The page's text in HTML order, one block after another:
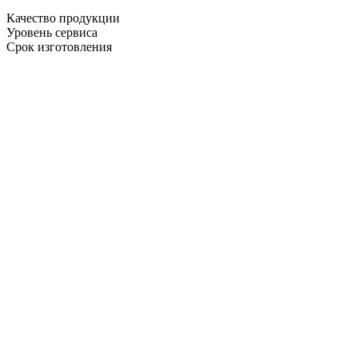
Качество продукции
Уровень сервиса
Срок изготовления